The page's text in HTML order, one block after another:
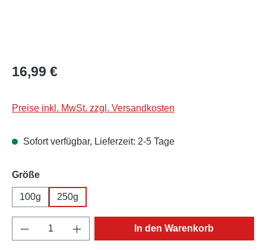
Regulärer Preis:
16,99 €
Preise inkl. MwSt. zzgl. Versandkosten
Sofort verfügbar, Lieferzeit: 2-5 Tage
Größeauswählen
100g 250g
Produkt Anzahl: Gib den gewünschten
In den Warenkorb